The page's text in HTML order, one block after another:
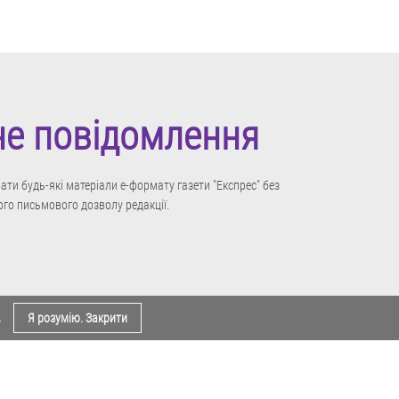
повідомлення
будь-які матеріали е-формату газети "Експрес" без
письмового дозволу редакції.
Я розумію. Закрити